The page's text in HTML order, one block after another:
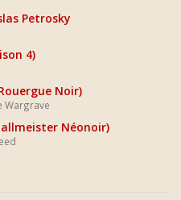
Petrosky
4)
Noir)
Wargrave
Néonoir)